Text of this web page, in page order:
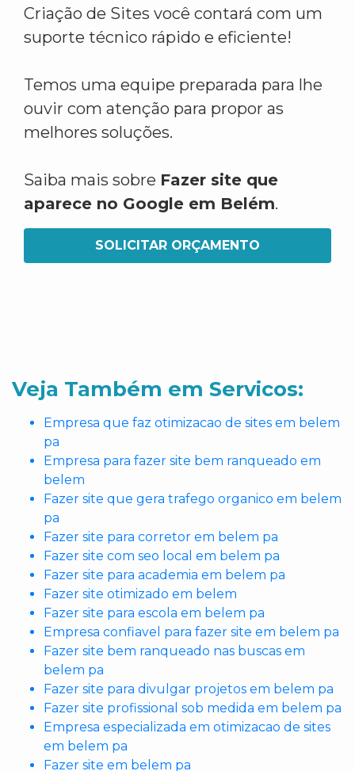
Criação de Sites você contará com um
suporte técnico rápido e eficiente!
Temos uma equipe preparada para lhe
ouvir com atenção para propor as
melhores soluções.
Saiba mais sobre Fazer site que
aparece no Google em Belém.
SOLICITAR ORÇAMENTO
Veja Também em Servicos:
Empresa que faz otimizacao de sites em belem
pa
Empresa para fazer site bem ranqueado em
belem
Fazer site que gera trafego organico em belem
pa
Fazer site para corretor em belem pa
Fazer site com seo local em belem pa
Fazer site para academia em belem pa
Fazer site otimizado em belem
Fazer site para escola em belem pa
Empresa confiavel para fazer site em belem pa
Fazer site bem ranqueado nas buscas em
belem pa
Fazer site para divulgar projetos em belem pa
Fazer site profissional sob medida em belem pa
Empresa especializada em otimizacao de sites
em belem pa
Fazer site em belem pa